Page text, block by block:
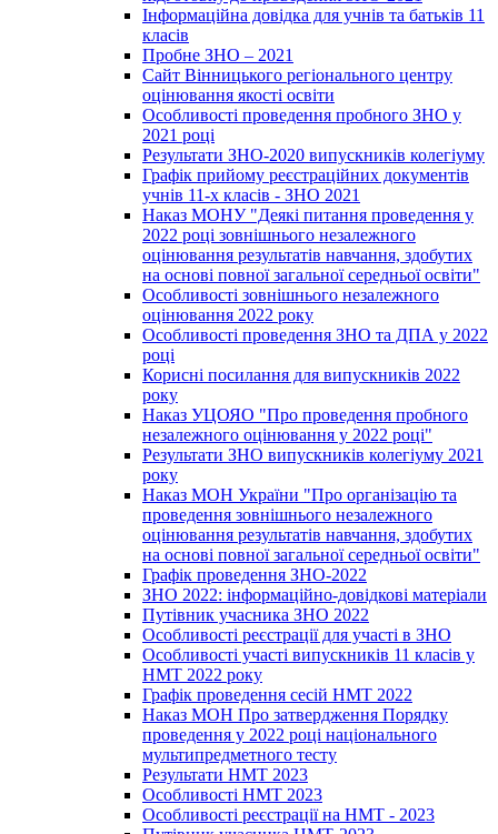
Інформаційна довідка для учнів та батьків 11
класів
Пробне ЗНО – 2021
Сайт Вінницького регіонального центру
оцінювання якості освіти
Особливості проведення пробного ЗНО у
2021 році
Результати ЗНО-2020 випускників колегіуму
Графік прийому реєстраційних документів
учнів 11-х класів - ЗНО 2021
Наказ МОНУ "Деякі питання проведення у
2022 році зовнішнього незалежного
оцінювання результатів навчання, здобутих
на основі повної загальної середньої освіти"
Особливості зовнішнього незалежного
оцінювання 2022 року
Особливості проведення ЗНО та ДПА у 2022
році
Корисні посилання для випускників 2022
року
Наказ УЦОЯО "Про проведення пробного
незалежного оцінювання у 2022 році"
Результати ЗНО випускників колегіуму 2021
року
Наказ МОН України "Про організацію та
проведення зовнішнього незалежного
оцінювання результатів навчання, здобутих
на основі повної загальної середньої освіти"
Графік проведення ЗНО-2022
ЗНО 2022: інформаційно-довідкові матеріали
Путівник учасника ЗНО 2022
Особливості реєстрації для участі в ЗНО
Особливості участі випускників 11 класів у
НМТ 2022 року
Графік проведення сесій НМТ 2022
Наказ МОН Про затвердження Порядку
проведення у 2022 році національного
мультипредметного тесту
Результати НМТ 2023
Особливості НМТ 2023
Особливості реєстрації на НМТ - 2023